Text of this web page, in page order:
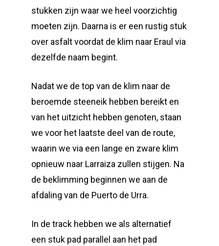
stukken zijn waar we heel voorzichtig
moeten zijn. Daarna is er een rustig stuk
over asfalt voordat de klim naar Eraul via
dezelfde naam begint.
Nadat we de top van de klim naar de
beroemde steeneik hebben bereikt en
van het uitzicht hebben genoten, staan
we voor het laatste deel van de route,
waarin we via een lange en zware klim
opnieuw naar Larraiza zullen stijgen. Na
de beklimming beginnen we aan de
afdaling van de Puerto de Urra.
In de track hebben we als alternatief
een stuk pad parallel aan het pad